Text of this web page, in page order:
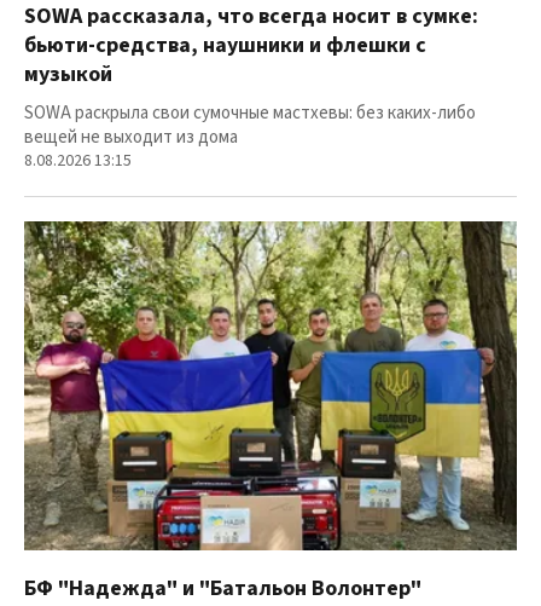
SOWA рассказала, что всегда носит в сумке:
бьюти-средства, наушники и флешки с
музыкой
SOWA раскрыла свои сумочные мастхевы: без каких-либо
вещей не выходит из дома
8.08.2026 13:15
БФ "Надежда" и "Батальон Волонтер"